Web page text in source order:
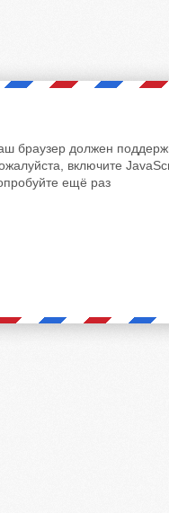
браузер должен
включите
ещё раз